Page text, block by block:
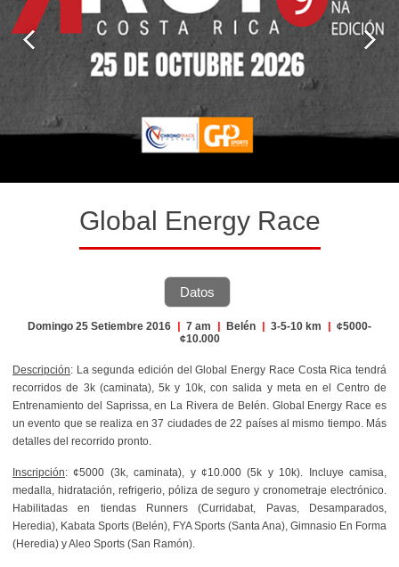
Global Energy Race
Datos
Domingo 25 Setiembre 2016 | 7 am | Belén | 3-5-10 km | ¢5000-
¢10.000
Descripción: La segunda edición del Global Energy Race Costa Rica tendrá
recorridos de 3k (caminata), 5k y 10k, con salida y meta en el Centro de
Entrenamiento del Saprissa, en La Rivera de Belén. Global Energy Race es
un evento que se realiza en 37 ciudades de 22 países al mismo tiempo. Más
detalles del recorrido pronto.
Inscripción: ¢5000 (3k, caminata), y ¢10.000 (5k y 10k). Incluye camisa,
medalla, hidratación, refrigerio, póliza de seguro y cronometraje electrónico.
Habilitadas en tiendas Runners (Curridabat, Pavas, Desamparados,
Heredia), Kabata Sports (Belén), FYA Sports (Santa Ana), Gimnasio En Forma
(Heredia) y Aleo Sports (San Ramón).